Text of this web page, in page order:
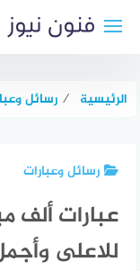
الرئيسية ⁄ رسائل
رسائل وعبارات
عبارات ألف
للاعلى